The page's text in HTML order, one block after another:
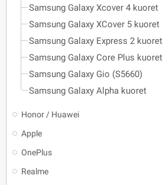
Samsung Galaxy Xcover 4 kuoret
Samsung Galaxy XCover 5 kuoret
Samsung Galaxy Express 2 kuoret
Samsung Galaxy Core Plus kuoret
Samsung Galaxy Gio (S5660)
Samsung Galaxy Alpha kuoret
Honor / Huawei
Apple
OnePlus
Realme